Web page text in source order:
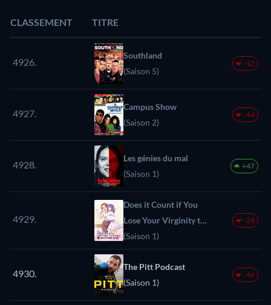
CLASSEMENT TITRE
4926.
Southland
(Saison 5)
-12
4927.
Campus Show
(Saison 2)
-44
4928.
Les génies du mal
(Saison 1)
+47
4929.
Does it Count if You
Lose Your Virginity to
an Android
(Saison 1)
-24
4930.
The Pitt Podcast
(Saison 1)
-46